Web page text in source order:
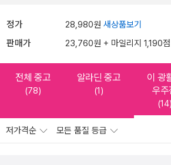
정가 28,980원 새상품보기
판매가 23,760원 + 마일리지 1,190점
전체 중고
(78)
알라딘 중고
(1)
이 광
우주
(14)
저가격순 모든 품질 등급